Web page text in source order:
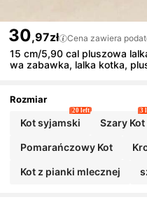
30,97zł Cena zawiera
15 cm/5,90 cal pluszowa
wa zabawka, lalka kotka,
Rozmiar
Kot syjamski
20 left
Szary Kot
3
Pomarańczowy Kot
Kot z pianki mlecznej